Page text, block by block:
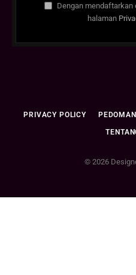
Dengan mendaftarkan
halaman
PRIVACY POLICY
© 2026